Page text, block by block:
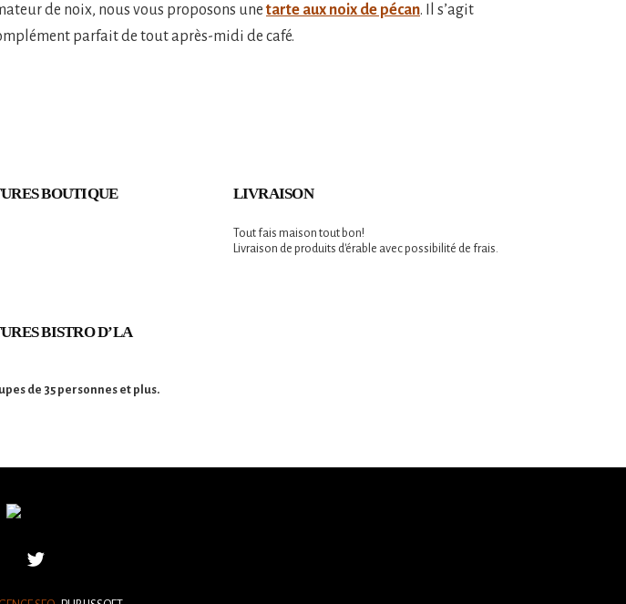
de noix, nous vous proposons unetarte aux noix de pécan. Il s’agit
parfait de tout après-midi de café.
BOUTIQUE
BISTRO D’LA
de 35 personnes et plus.
LIVRAISON
Tout fais maison tout bon!
Livraison de produits d'érable avec possibilité de frais.